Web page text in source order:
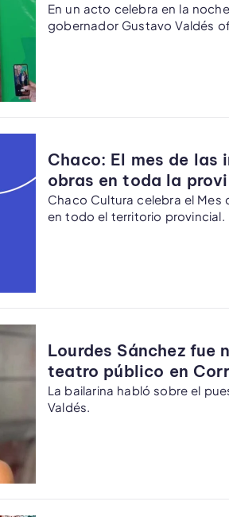
En un acto celebra en la
gobernador Gustavo Valdés
Chaco: El mes de
obras en toda la
Chaco Cultura celebra el
en todo el territorio provincial.
Lourdes Sánchez fue
teatro público en
La bailarina habló sobre el
Valdés.